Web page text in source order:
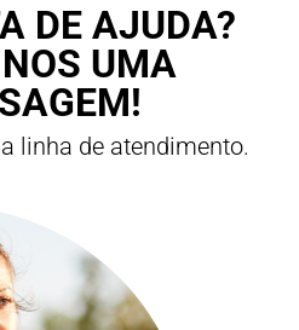
DE AJUDA?
UMA
linha de atendimento.